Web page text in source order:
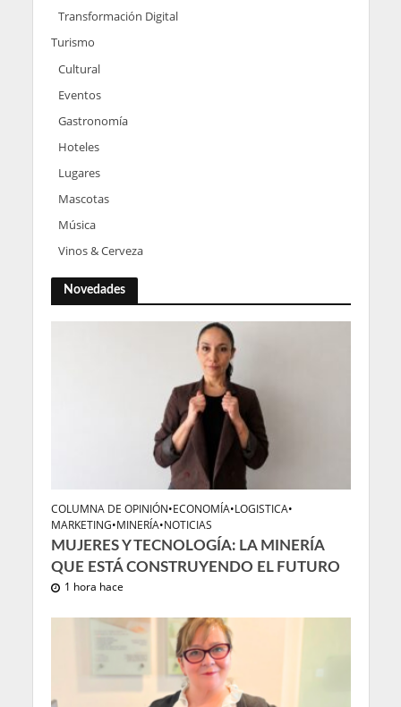
Transformación Digital
Turismo
Cultural
Eventos
Gastronomía
Hoteles
Lugares
Mascotas
Música
Vinos & Cerveza
Novedades
COLUMNA DE OPINIÓN•ECONOMÍA•LOGISTICA•
MARKETING•MINERÍA•NOTICIAS
MUJERES Y TECNOLOGÍA: LA MINERÍA
QUE ESTÁ CONSTRUYENDO EL FUTURO
1 hora hace